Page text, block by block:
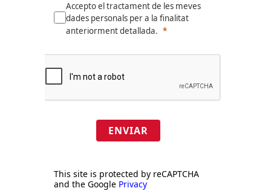
Accepto el tractament de les meves
dades personals per a la finalitat
anteriorment detallada.
ENVIAR
This site is protected by reCAPTCHA
and the Google Privacy